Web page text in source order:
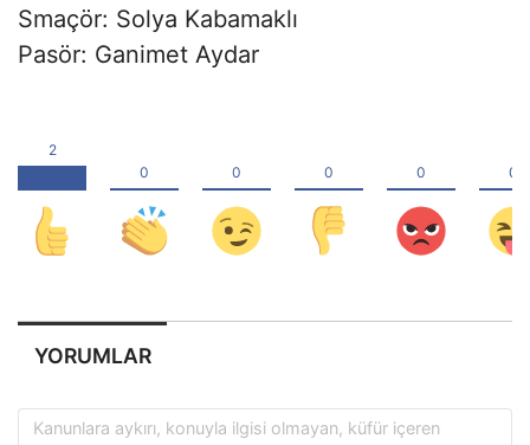
Smaçör: Solya Kabamaklı
Pasör: Ganimet Aydar
YORUMLAR